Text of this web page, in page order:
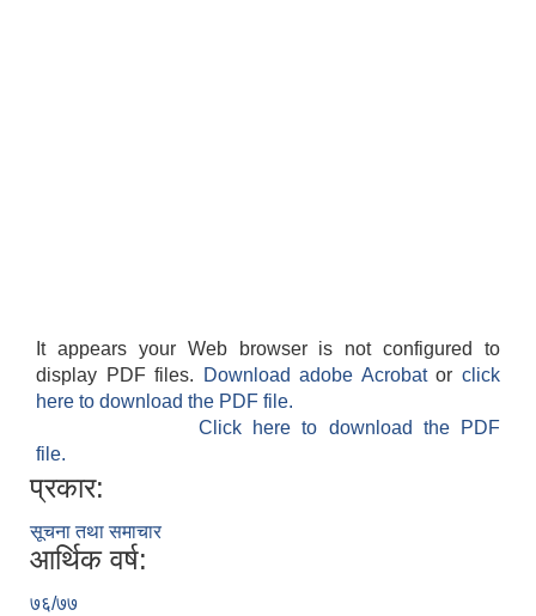
It appears your Web browser is not configured to
display PDF files.
Download adobe Acrobatorclick
here to download the PDF file.
Click here to download the PDF
file.
प्रकार:
सूचना तथा समाचार
आर्थिक वर्ष:
७६/७७